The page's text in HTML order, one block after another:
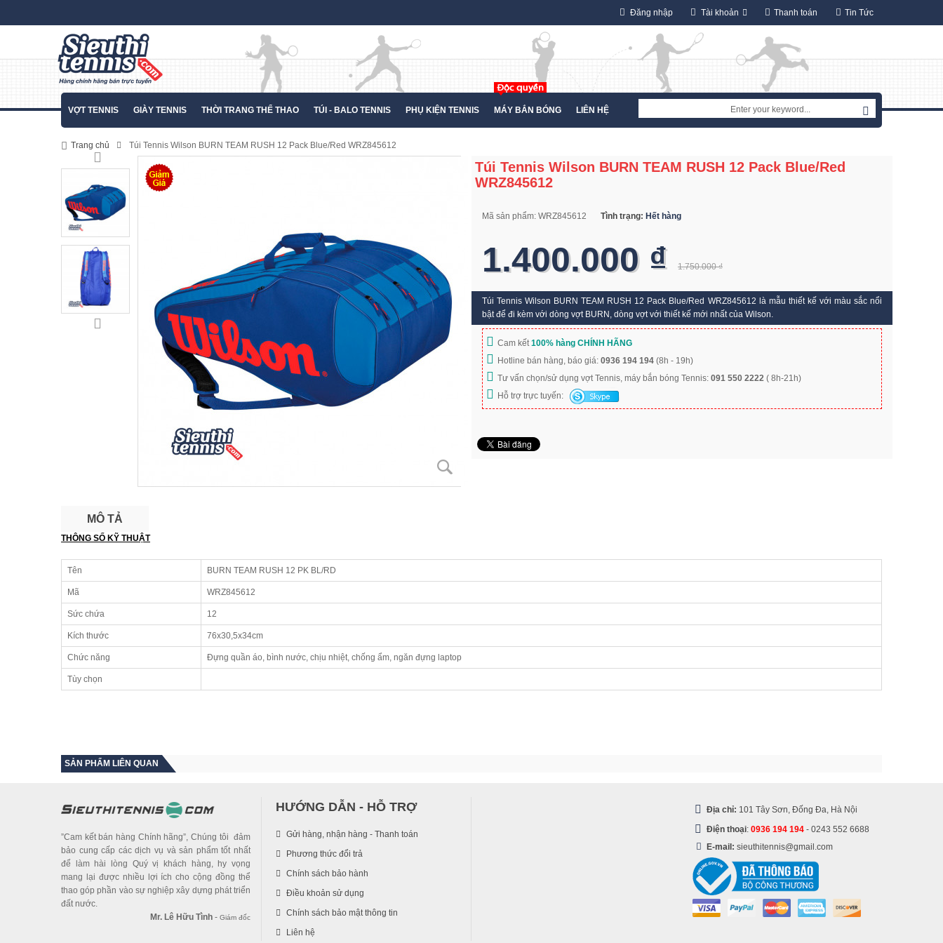
Thanh toán Tin Tức
Tài khoản
Đăng nhập
VỢT TENNIS GIÀY TENNIS THỜI TRANG THỂ THAO TÚI - BALO TENNIS PHỤ KIỆN TENNIS MÁY BẮN BÓNG LIÊN HỆ
Trang chủ Túi Tennis Wilson BURN TEAM RUSH 12 Pack Blue/Red WRZ845612
Túi Tennis Wilson BURN TEAM RUSH 12 Pack Blue/Red
WRZ845612
Mã sản phẩm: WRZ845612 Tình trạng: Hết hàng
1.750.000 ₫
1.400.000 ₫
Túi Tennis Wilson BURN TEAM RUSH 12 Pack Blue/Red WRZ845612 là mẫu thiết kế với màu sắc nổi
bật để đi kèm với dòng vợt BURN, dòng vợt với thiết kế mới nhất của Wilson.
Cam kết100% hàng CHÍNH HÃNG
Hotline bán hàng, báo giá: 0936 194 194 (8h - 19h)
Tư vấn chọn/sử dụng vợt Tennis, máy bắn bóng Tennis: 091 550 2222 ( 8h-21h)
Hỗ trợ trực tuyến:
MÔ TẢ
THÔNG SỐ KỸ THUẬT
Tên BURN TEAM RUSH 12 PK BL/RD
Mã WRZ845612
Sức chứa 12
Kích thước 76x30,5x34cm
Chức năng Đựng quần áo, bình nước, chịu nhiệt, chống ẩm, ngăn đựng laptop
Tùy chọn
SẢN PHẨM LIÊN QUAN
”Cam kết bán hàng Chính hãng”, Chúng tôi đảm
bảo cung cấp các dịch vụ và sản phẩm tốt nhất
để làm hài lòng Quý vị khách hàng, hy vọng
mang lại được nhiều lợi ích cho cộng đồng thể
thao góp phần vào sự nghiệp xây dựng phát triển
đất nước.
Mr. Lê Hữu Tình - Giám đốc
HƯỚNG DẪN - HỖ TRỢ
Gửi hàng, nhận hàng - Thanh toán
Phương thức đổi trả
Chính sách bảo hành
Điều khoản sử dụng
Chính sách bảo mật thông tin
Liên hệ
Địa chỉ: 101 Tây Sơn, Đống Đa, Hà Nội
Điện thoại: 0936 194 194 - 0243 552 6688
E-mail: sieuthitennis@gmail.com